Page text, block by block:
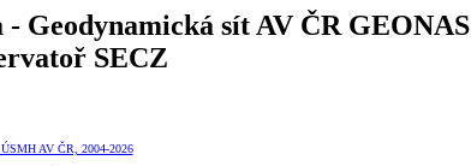
Geodynamická sít AV ČR GEONAS
SECZ
AV ČR, 2004-2026